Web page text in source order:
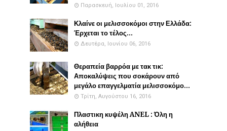
Παρασκευή, Ιουλίου 01, 2016
Κλαίνε οι μελισσοκόμοι στην Ελλάδα:
Έρχεται το τέλος...
Δευτέρα, Ιουνίου 06, 2016
Θεραπεία βαρρόα με τακ τικ:
Αποκαλύψεις που σοκάρουν από
μεγάλο επαγγελματία μελισσοκόμο...
Τρίτη, Αυγούστου 16, 2016
Πλαστικη κυψέλη ANEL : Όλη η
αλήθεια